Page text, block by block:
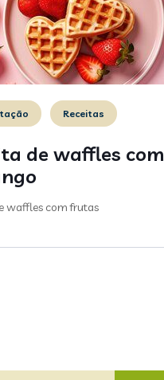
Receitas
de waffles com
waffles com frutas